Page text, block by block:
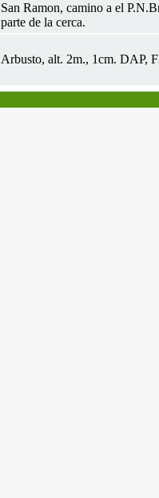
San Ramon, camino a el
parte de la cerca.
Arbusto, alt. 2m., 1cm. DAP,